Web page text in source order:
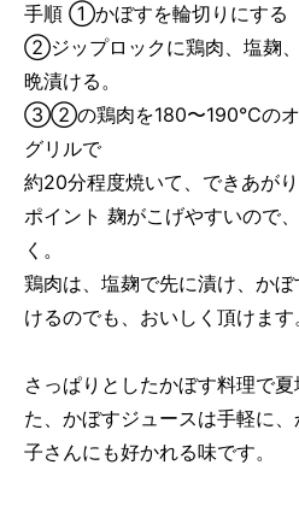
手順 ①かぼすを輪切りにする
②ジップロックに鶏肉、塩麹
晩漬ける。
③②の鶏肉を180〜190℃のオ
グリルで
約20分程度焼いて、できあがり
ポイント 麹がこげやすいので
く。
鶏肉は、塩麹で先に漬け、か
けるのでも、おいしく頂けます
さっぱりとしたかぼす料理で
た、かぼすジュースは手軽に
子さんにも好かれる味です。